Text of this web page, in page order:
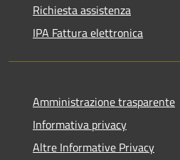
Richiesta assistenza
IPA Fattura elettronica
Amministrazione trasparente
Informativa privacy
Altre Informative Privacy